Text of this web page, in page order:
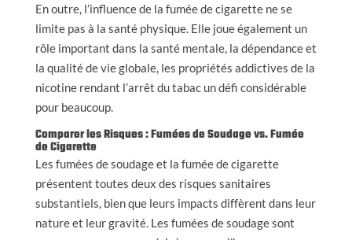
En outre, l’influence de la fumée de cigarette ne se
limite pas à la santé physique. Elle joue également un
rôle important dans la santé mentale, la dépendance et
la qualité de vie globale, les propriétés addictives de la
nicotine rendant l’arrêt du tabac un défi considérable
pour beaucoup.
Comparer les Risques : Fumées de Soudage vs. Fumée
de Cigarette
Les fumées de soudage et la fumée de cigarette
présentent toutes deux des risques sanitaires
substantiels, bien que leurs impacts diffèrent dans leur
nature et leur gravité. Les fumées de soudage sont